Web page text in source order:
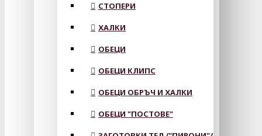
СТОПЕРИ
ХАЛКИ
ОБЕЦИ
ОБЕЦИ КЛИПС
ОБЕЦИ ОБРЪЧ И ХАЛКИ
ОБЕЦИ "ПОСТОВЕ"